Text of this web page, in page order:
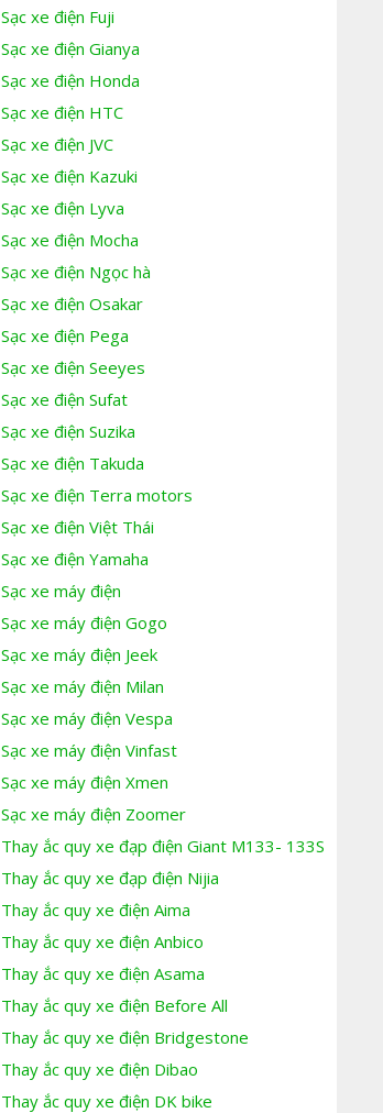
Sạc xe điện Fuji
Sạc xe điện Gianya
Sạc xe điện Honda
Sạc xe điện HTC
Sạc xe điện JVC
Sạc xe điện Kazuki
Sạc xe điện Lyva
Sạc xe điện Mocha
Sạc xe điện Ngọc hà
Sạc xe điện Osakar
Sạc xe điện Pega
Sạc xe điện Seeyes
Sạc xe điện Sufat
Sạc xe điện Suzika
Sạc xe điện Takuda
Sạc xe điện Terra motors
Sạc xe điện Việt Thái
Sạc xe điện Yamaha
Sạc xe máy điện
Sạc xe máy điện Gogo
Sạc xe máy điện Jeek
Sạc xe máy điện Milan
Sạc xe máy điện Vespa
Sạc xe máy điện Vinfast
Sạc xe máy điện Xmen
Sạc xe máy điện Zoomer
Thay ắc quy xe đạp điện Giant M133- 133S
Thay ắc quy xe đạp điện Nijia
Thay ắc quy xe điện Aima
Thay ắc quy xe điện Anbico
Thay ắc quy xe điện Asama
Thay ắc quy xe điện Before All
Thay ắc quy xe điện Bridgestone
Thay ắc quy xe điện Dibao
Thay ắc quy xe điện DK bike